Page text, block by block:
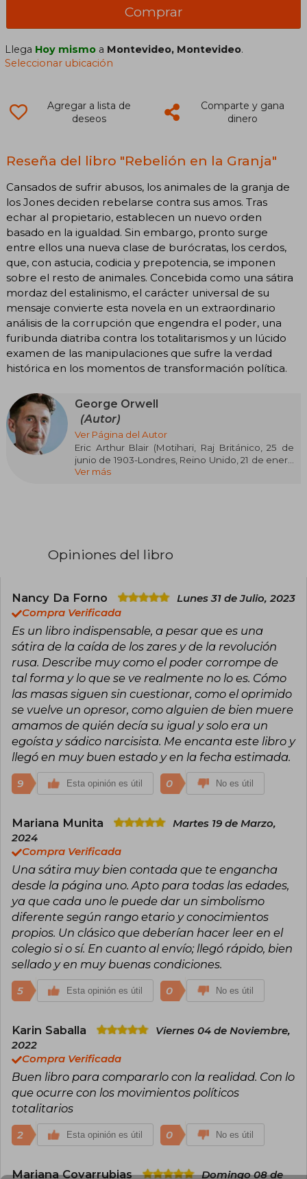
Comprar
Llega Hoy mismo a Montevideo, Montevideo.
Seleccionar ubicación
Agregar a lista de
deseos
Comparte y gana
dinero
Reseña del libro "Rebelión en la Granja"
Cansados de sufrir abusos, los animales de la granja de
los Jones deciden rebelarse contra sus amos. Tras
echar al propietario, establecen un nuevo orden
basado en la igualdad. Sin embargo, pronto surge
entre ellos una nueva clase de burócratas, los cerdos,
que, con astucia, codicia y prepotencia, se imponen
sobre el resto de animales. Concebida como una sátira
mordaz del estalinismo, el carácter universal de su
mensaje convierte esta novela en un extraordinario
análisis de la corrupción que engendra el poder, una
furibunda diatriba contra los totalitarismos y un lúcido
examen de las manipulaciones que sufre la verdad
histórica en los momentos de transformación política.
George Orwell
(Autor)
Ver Página del Autor
Eric Arthur Blair (Motihari, Raj Británico, 25 de
junio de 1903-Londres, Reino Unido, 21 de enero
de 1950), conocido por su seudónimo de
autobiográficas vividas por el autor en tres
compromiso como representante de las
fuerzas del orden colonial en Birmania durante
después de haber observado y sufrido las
condiciones de vida de las clases sociales de
los trabajadores de Londres y París; y en contra
de los totalitarismos nazi y estalinista tras su
participación en la guerra civil española, en el
bando republicano.
Además de cronista, crítico de literatura y
novelista, es uno de los ensayistas en lengua
inglesa más destacados de las décadas de 1930
y de 1940. También es conocido por sus críticas
Rebelión en la granja (1945) y su novela distópica
1984 (1949), escrita en sus últimos años de vida y
que crea el concepto de «Gran Hermano», que
desde entonces pasó al lenguaje común de la
Ver más
Opiniones del libro
Nancy Da Forno
Lunes 31 de Julio, 2023
Compra Verificada
Es un libro indispensable, a pesar que es una
sátira de la caída de los zares y de la revolución
rusa. Describe muy como el poder corrompe de
tal forma y lo que se ve realmente no lo es. Cómo
las masas siguen sin cuestionar, como el oprimido
se vuelve un opresor, como alguien de bien muere
amamos de quién decía su igual y solo era un
egoísta y sádico narcisista. Me encanta este libro y
llegó en muy buen estado y en la fecha estimada.
9 Esta opinión es útil 0 No es útil
Mariana Munita
Martes 19 de Marzo,
2024
Compra Verificada
Una sátira muy bien contada que te engancha
desde la página uno. Apto para todas las edades,
ya que cada uno le puede dar un simbolismo
diferente según rango etario y conocimientos
propios. Un clásico que deberían hacer leer en el
colegio si o sí. En cuanto al envío; llegó rápido, bien
sellado y en muy buenas condiciones.
5 Esta opinión es útil 0 No es útil
Karin Saballa
Viernes 04 de Noviembre,
2022
Compra Verificada
Buen libro para compararlo con la realidad. Con lo
que ocurre con los movimientos políticos
totalitarios
2 Esta opinión es útil 0 No es útil
Mariana Covarrubias Domingo 08 de